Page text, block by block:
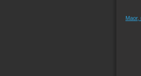
Maor,